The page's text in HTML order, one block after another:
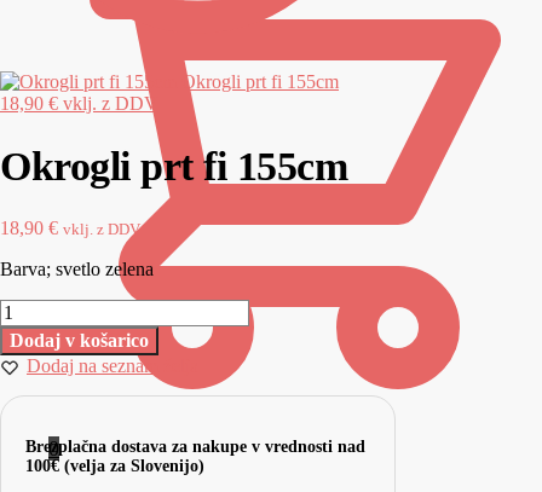
0
Okrogli prt fi 155cm
18,90 € vklj. z DDV
Okrogli prt fi 155cm
18,90 € vklj. z DDV
Barva; svetlo zelena
Dodaj v košarico
Dodaj na seznam želja
Brezplačna dostava za nakupe v vrednosti nad
100€ (velja za Slovenijo)